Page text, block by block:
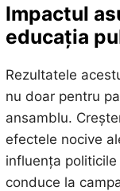
Impactul
educația
Rezultatele
nu doar pentru
ansamblu.
efectele nocive
influența
conduce la